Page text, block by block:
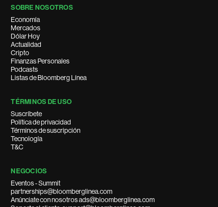
SOBRE NOSOTROS
Economía
Mercados
Dólar Hoy
Actualidad
Cripto
Finanzas Personales
Podcasts
Listas de Bloomberg Línea
TÉRMINOS DE USO
Suscríbete
Política de privacidad
Términos de suscripción
Tecnología
T&C
NEGOCIOS
Eventos - Summit
partnerships@bloomberglinea.com
Anúnciate con nosotros ads@bloomberglinea.com